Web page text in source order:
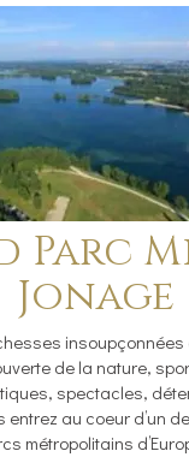
Parc
Jonage
insoupçonnées
de la nature,
spectacles,
entrez au coeur d’un
métropolitains